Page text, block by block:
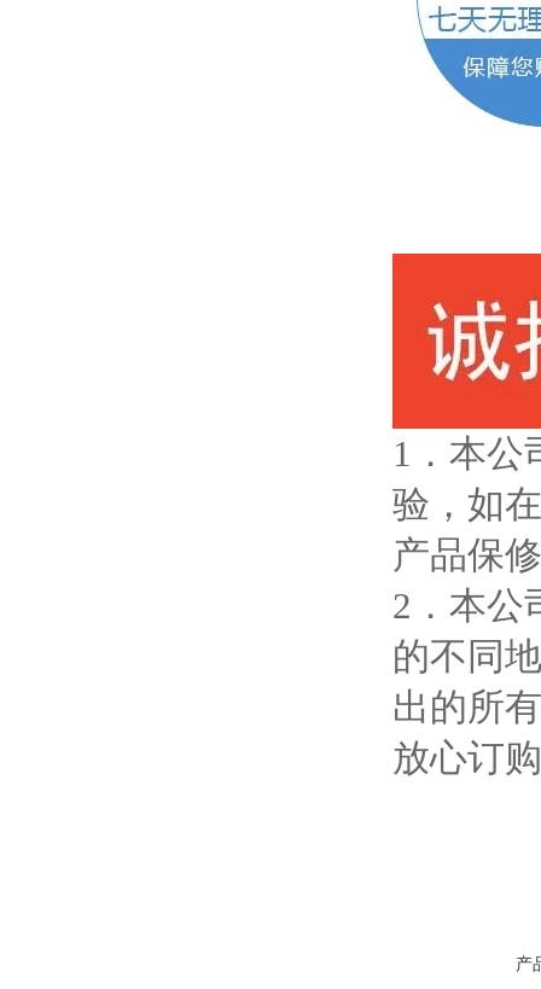
1．本公
验，如
产品保
2．本公
的不同
出的所
放心订
产